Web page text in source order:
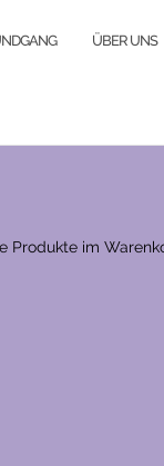
ÜBER UNS
Produkte im